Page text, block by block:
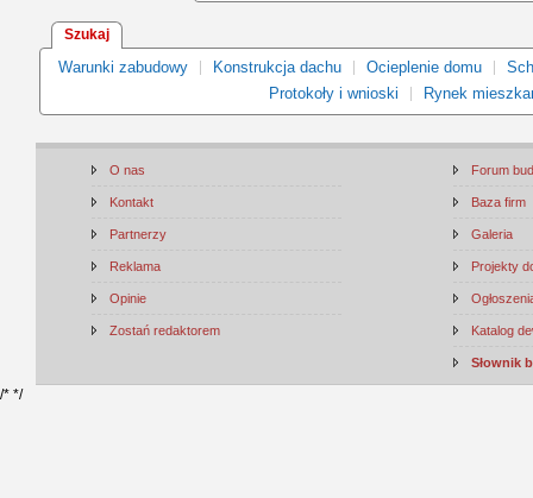
Szukaj
Warunki zabudowy Konstrukcja dachu Ocieplenie domu
Protokoły i wnioski
Rynek
O nas
Kontakt
Partnerzy
Reklama
Opinie
Zostań redaktorem
Forum
Baza firm
Galeria
Projekty
Katalog
Słownik
/* */